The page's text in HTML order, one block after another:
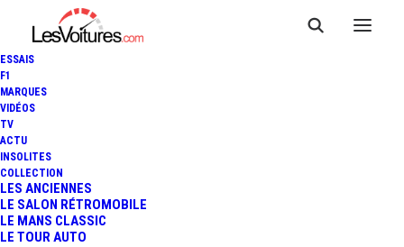
ESSAIS
F1
MARQUES
VIDÉOS
TV
ACTU
INSOLITES
COLLECTION
LES ANCIENNES
LE SALON RÉTROMOBILE
LE MANS CLASSIC
LE TOUR AUTO
VERSTAPPEN VAINQUEUR
DEVANT FERNANDO ALONSO